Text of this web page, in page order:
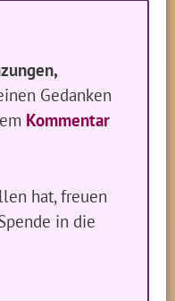
Gedanken
Kommentar
hat, freuen
in die